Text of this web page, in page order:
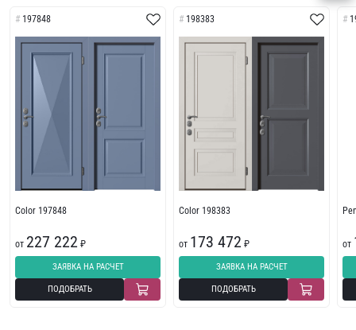
197848
Color 197848
от 227 222 ₽
ЗАЯВКА НА РАСЧЕТ
ПОДОБРАТЬ
198383
Color 198383
от 173 472 ₽
ЗАЯВКА НА РАСЧЕТ
ПОДОБРАТЬ
от